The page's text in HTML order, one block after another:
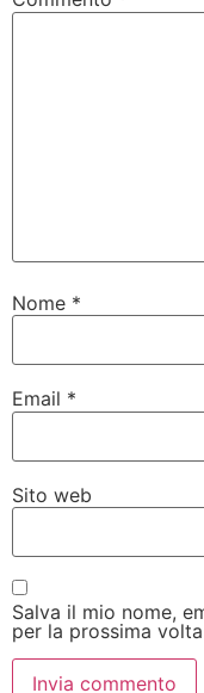
Nome *
Email *
Sito web
Salva il mio nome,
per la prossima